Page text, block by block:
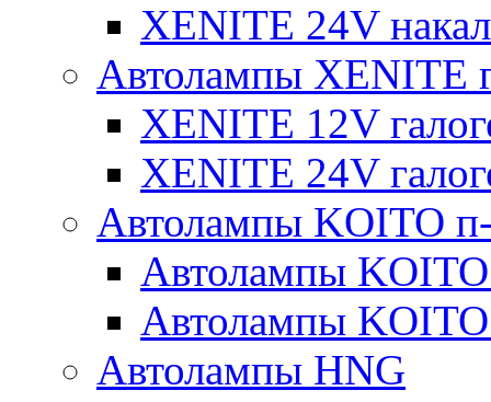
XENITE 24V
Автолампы XENITE
XENITE 12V
XENITE 24V
Автолампы KOITO
Автолампы
Автолампы
Автолампы HNG